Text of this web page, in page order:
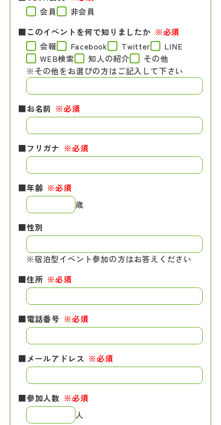
会員
非会員
■このイベントを何で知りましたか ※必須
会報
Facebook Twitter
LINE
WEB検索
知人の紹介
その他
※その他をお選びの方はご記入して下さい
■お名前 ※必須
■フリガナ ※必須
■年齢 ※必須
歳
■性別
※宿泊型イベント参加の方はお答えください
■住所 ※必須
■電話番号 ※必須
■メールアドレス ※必須
■参加人数 ※必須
人